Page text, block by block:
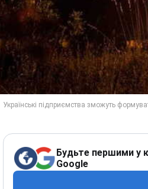
Будьте першими у
Google